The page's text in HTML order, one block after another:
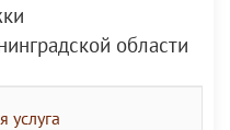
области
услуга